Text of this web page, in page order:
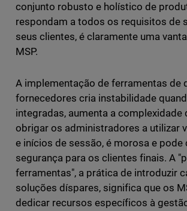
conjunto robusto e holístico de
respondam a todos os requisitos de
seus clientes, é claramente uma
MSP.
A implementação de ferramentas de
fornecedores cria instabilidade
integradas, aumenta a complexidade
obrigar os administradores a utilizar
e inícios de sessão, é morosa e pode
segurança para os clientes finais. A
ferramentas", a prática de introduzir
soluções díspares, significa que os
dedicar recursos específicos à